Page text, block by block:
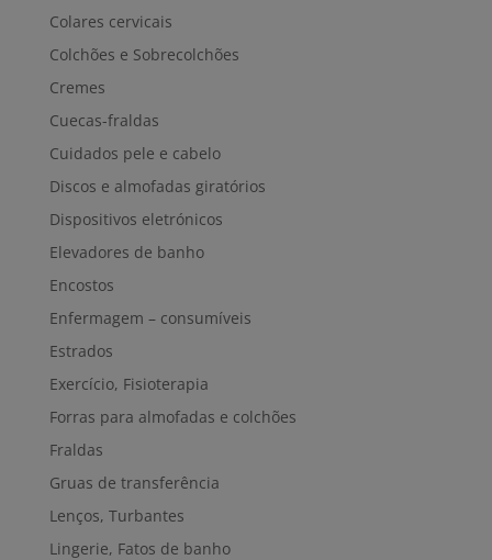
Colares cervicais
Colchões e Sobrecolchões
Cremes
Cuecas-fraldas
Cuidados pele e cabelo
Discos e almofadas giratórios
Dispositivos eletrónicos
Elevadores de banho
Encostos
Enfermagem – consumíveis
Estrados
Exercício, Fisioterapia
Forras para almofadas e colchões
Fraldas
Gruas de transferência
Lenços, Turbantes
Lingerie, Fatos de banho